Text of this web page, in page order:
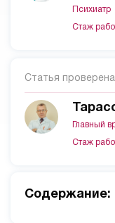
Cодержание:
Психиатр
Стаж
Статья
Главный
Стаж